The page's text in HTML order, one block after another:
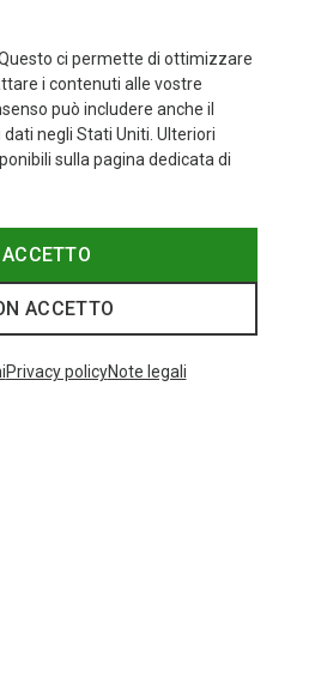
fino a 35%
Questo ci permette di ottimizzare
i contenuti alle vostre
può includere anche il
negli Stati Uniti. Ulteriori
sulla pagina dedicata di
ACCETTO
ACCETTO
Privacy policyNote legali